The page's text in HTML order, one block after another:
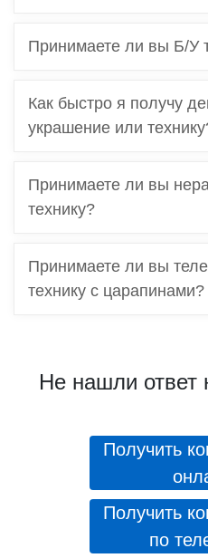
Принимаете ли вы Б/У
Как быстро я получу
украшение или
Принимаете ли вы
технику?
Принимаете ли вы
технику с царапинами?
Не нашли ответ
Получить
Получить
по